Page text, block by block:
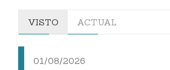
VISTO ACTUAL
01/08/2026